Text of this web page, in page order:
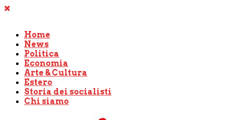
Home
News
Politica
Economia
Arte & Cultura
Estero
Storia dei socialisti
Chi siamo